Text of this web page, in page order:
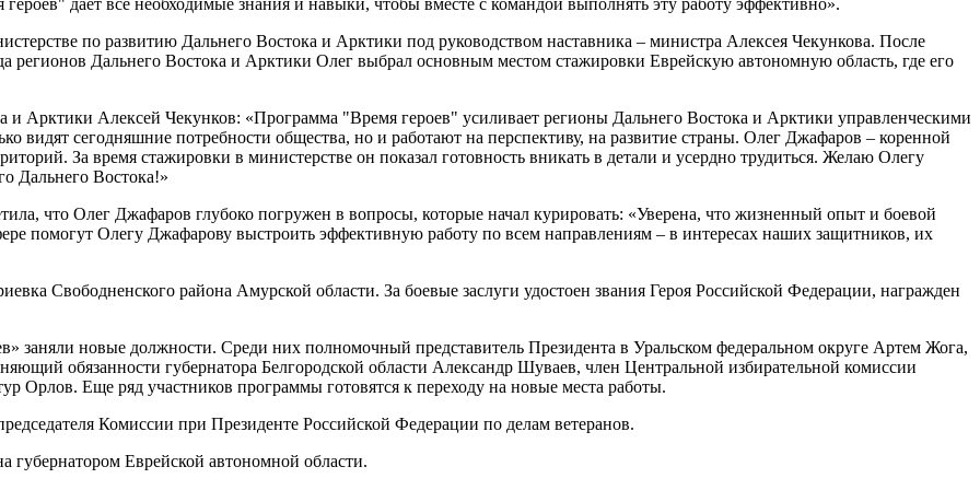
по развитию Дальнего Востока и Арктики под руководством наставника – министра Алексея Чекункова. После
регионов Дальнего Востока и Арктики Олег выбрал основным местом стажировки Еврейскую автономную область, где его
Арктики Алексей Чекунков: «Программа "Время героев" усиливает регионы Дальнего Востока и Арктики управленческими
видят сегодняшние потребности общества, но и работают на перспективу, на развитие страны. Олег Джафаров – коренной
За время стажировки в министерстве он показал готовность вникать в детали и усердно трудиться. Желаю Олегу
Дальнего Востока!»
что Олег Джафаров глубоко погружен в вопросы, которые начал курировать: «Уверена, что жизненный опыт и боевой
помогут Олегу Джафарову выстроить эффективную работу по всем направлениям – в интересах наших защитников, их
Свободненского района Амурской области. За боевые заслуги удостоен звания Героя Российской Федерации, награжден
заняли новые должности. Среди них полномочный представитель Президента в Уральском федеральном округе Артем Жога,
обязанности губернатора Белгородской области Александр Шуваев, член Центральной избирательной комиссии
Еще ряд участников программы готовятся к переходу на новые места работы.
Комиссии при Президенте Российской Федерации по делам ветеранов.
губернатором Еврейской автономной области.